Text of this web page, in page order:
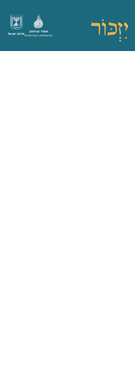
מדינת ישראל
משרד הביטחון
אגף משפחות, הנצחה ומורשת